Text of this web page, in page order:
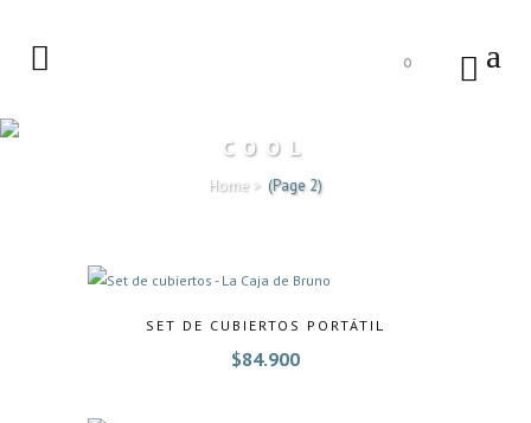
0
COOL
Home > (Page 2)
SET DE CUBIERTOS PORTÁTIL
$84.900